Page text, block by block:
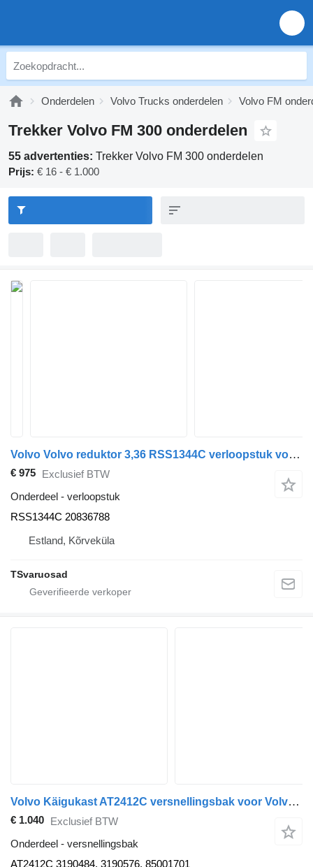
Onderdelen Volvo Trucks onderdelen Volvo FM
Trekker Volvo FM 300 onderdelen
55 advertenties: Trekker Volvo FM 300 onderdelen
Prijs: € 16 - € 1.000
Volvo Volvo reduktor 3,36 RSS1344C verloopstuk voor Volvo FM-300 trekker
€ 975 Exclusief BTW
Onderdeel - verloopstuk
RSS1344C 20836788
Estland, Kõrveküla
TSvaruosad
Volvo Käigukast AT2412C versnellingsbak voor Volvo FM-300 trekker
€ 1.040 Exclusief BTW
Onderdeel - versnellingsbak
AT2412C 3190484, 3190576, 85001701